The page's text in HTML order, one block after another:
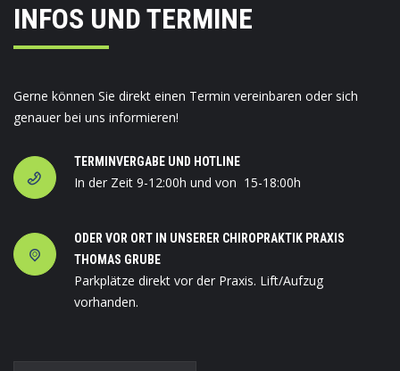
INFOS UND TERMINE
Gerne können Sie direkt einen Termin vereinbaren oder sich
genauer bei uns informieren!
TERMINVERGABE UND HOTLINE
In der Zeit 9-12:00h und von 15-18:00h
ODER VOR ORT IN UNSERER CHIROPRAKTIK PRAXIS
THOMAS GRUBE
Parkplätze direkt vor der Praxis. Lift/Aufzug
vorhanden.